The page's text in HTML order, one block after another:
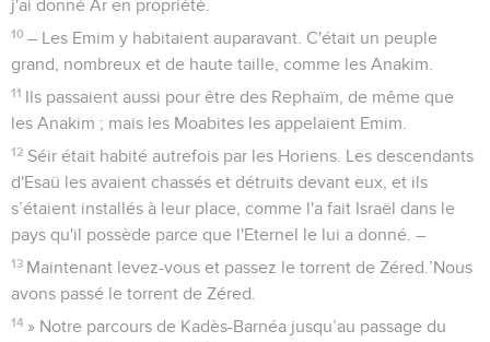
j'ai donné Ar en propriété.
10 – Les Emim y habitaient auparavant. C'était un peuple
grand, nombreux et de haute taille, comme les Anakim.
11 Ils passaient aussi pour être des Rephaïm, de même que
les Anakim ; mais les Moabites les appelaient Emim.
12 Séir était habité autrefois par les Horiens. Les descendants
d'Esaü les avaient chassés et détruits devant eux, et ils
s’étaient installés à leur place, comme l'a fait Israël dans le
pays qu'il possède parce que l'Eternel le lui a donné. –
13 Maintenant levez-vous et passez le torrent de Zéred.’Nous
avons passé le torrent de Zéred.
14 » Notre parcours de Kadès-Barnéa jusqu’au passage du